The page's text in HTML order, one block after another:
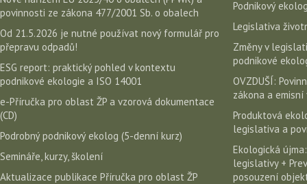
povinnosti ze zákona 477/2001 Sb. o obalech
Od 21.5.2026 je nutné používat nový formulář pro
přepravu odpadů!
ESG report: praktický pohled v kontextu
podnikové ekologie a ISO 14001
e-Příručka pro oblast ŽP a vzorová dokumentace
(CD)
Podrobný podnikový ekolog (5-denní kurz)
Semináře, kurzy, školení
Aktualizace publikace Příručka pro oblast ŽP
Podnikový
Legislativa
Změny v
podnikové
OVZDUŠÍ:
zákona a emisní
Produktová
legislativa a
Ekologická
legislativy +
posouzení